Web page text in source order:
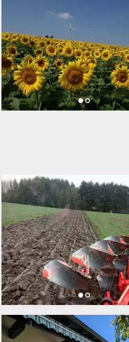
+43 7243 / 58 6 34